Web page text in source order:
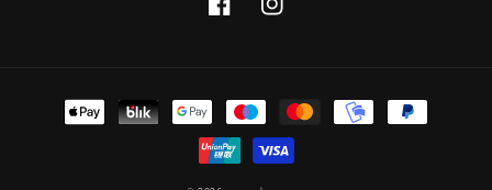
FacebookInstagram
Варіанти
оплати